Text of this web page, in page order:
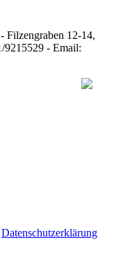
Datenschutzerklärung